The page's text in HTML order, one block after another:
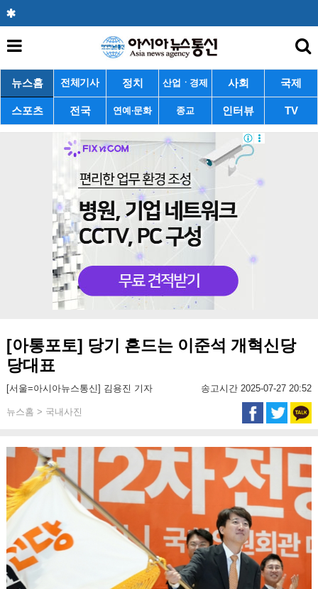
뉴스홈 전체기사 정치 산업ㆍ경제 사회 국제
스포츠 전국 연예·문화 종교 인터뷰 TV
[아통포토] 당기 흔드는 이준석 개혁신당
당대표
[서울=아시아뉴스통신] 김용진 기자 송고시간 2025-07-27 20:52
뉴스홈 > 국내사진